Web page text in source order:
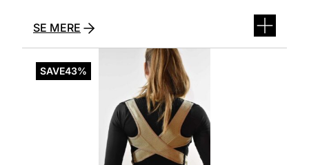
SE MERE
SAVE43%
vare
har